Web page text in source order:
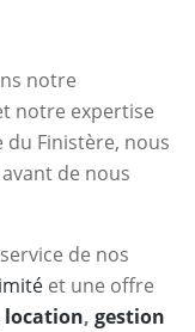
notre
notre expertise
Finistère, nous
de nous
de nos
et une offre
location, gestion